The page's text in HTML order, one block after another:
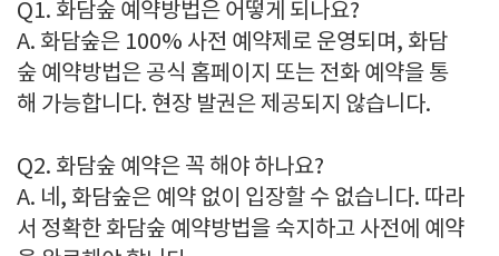
Q1. 화담숲 예약방법은 어떻게 되나요?
A. 화담숲은 100% 사전 예약제로 운영되며, 화담
숲 예약방법은 공식 홈페이지 또는 전화 예약을 통
해 가능합니다. 현장 발권은 제공되지 않습니다.
Q2. 화담숲 예약은 꼭 해야 하나요?
A. 네, 화담숲은 예약 없이 입장할 수 없습니다. 따라
서 정확한 화담숲 예약방법을 숙지하고 사전에 예약